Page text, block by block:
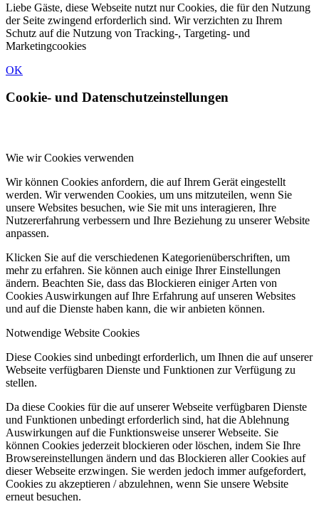
Liebe Gäste, diese Webseite nutzt nur Cookies, die für den Nutzung
der Seite zwingend erforderlich sind. Wir verzichten zu Ihrem
Schutz auf die Nutzung von Tracking-, Targeting- und
Marketingcookies
OK
Cookie- und Datenschutzeinstellungen
Wie wir Cookies verwenden
Wir können Cookies anfordern, die auf Ihrem Gerät eingestellt
werden. Wir verwenden Cookies, um uns mitzuteilen, wenn Sie
unsere Websites besuchen, wie Sie mit uns interagieren, Ihre
Nutzererfahrung verbessern und Ihre Beziehung zu unserer Website
anpassen.
Klicken Sie auf die verschiedenen Kategorienüberschriften, um
mehr zu erfahren. Sie können auch einige Ihrer Einstellungen
ändern. Beachten Sie, dass das Blockieren einiger Arten von
Cookies Auswirkungen auf Ihre Erfahrung auf unseren Websites
und auf die Dienste haben kann, die wir anbieten können.
Notwendige Website Cookies
Diese Cookies sind unbedingt erforderlich, um Ihnen die auf unserer
Webseite verfügbaren Dienste und Funktionen zur Verfügung zu
stellen.
Da diese Cookies für die auf unserer Webseite verfügbaren Dienste
und Funktionen unbedingt erforderlich sind, hat die Ablehnung
Auswirkungen auf die Funktionsweise unserer Webseite. Sie
können Cookies jederzeit blockieren oder löschen, indem Sie Ihre
Browsereinstellungen ändern und das Blockieren aller Cookies auf
dieser Webseite erzwingen. Sie werden jedoch immer aufgefordert,
Cookies zu akzeptieren / abzulehnen, wenn Sie unsere Website
erneut besuchen.